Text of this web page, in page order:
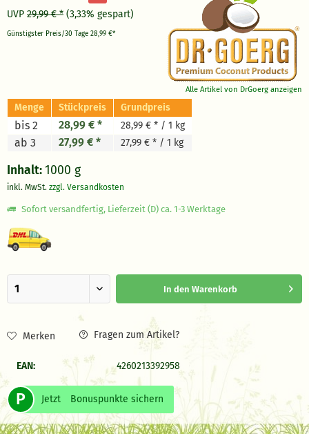
Alle Artikel von DrGoerg anzeigen
UVP 29,99 € * (3,33% gespart)
Günstigster Preis/30 Tage 28,99 €*
Menge Stückpreis Grundpreis
bis 2 28,99 € * 28,99 € * / 1 kg
ab 3 27,99 € * 27,99 € * / 1 kg
Inhalt:1000 g
inkl. MwSt. zzgl. Versandkosten
Sofort versandfertig, Lieferzeit (D) ca. 1-3 Werktage
In den Warenkorb
Merken Fragen zum Artikel?
EAN: 4260213392958
P Jetzt Bonuspunkte sichern